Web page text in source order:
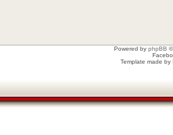
Powered by phpBB
Template made by